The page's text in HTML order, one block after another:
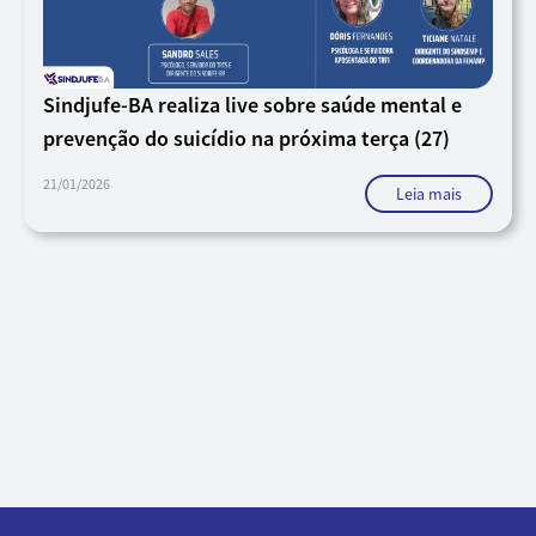
Sindjufe-BA realiza live sobre saúde mental e
prevenção do suicídio na próxima terça (27)
21/01/2026 Leia mais